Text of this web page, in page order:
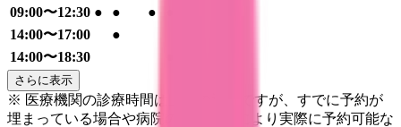
09:00〜12:30 ● ● ●
14:00〜17:00
●
14:00〜18:30
さらに表示
※ 医療機関の診療時間は上記の通りですが、すでに予約が
埋まっている場合や病院の都合などにより実際に予約可能な